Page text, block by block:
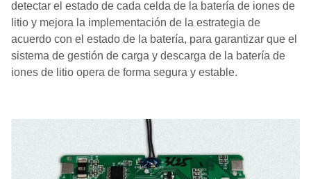
detectar el estado de cada celda de la batería de iones de
litio y mejora la implementación de la estrategia de
acuerdo con el estado de la batería, para garantizar que el
sistema de gestión de carga y descarga de la batería de
iones de litio opera de forma segura y estable.